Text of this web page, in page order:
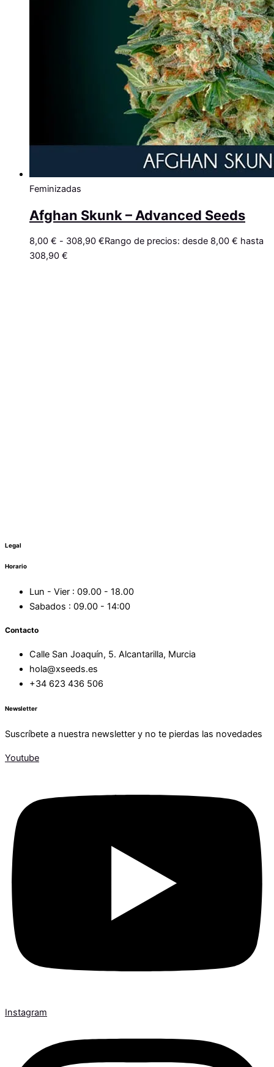
Feminizadas
Afghan Skunk – Advanced Seeds
8,00 € - 308,90 €Rango de precios: desde 8,00 € hasta
308,90 €
Legal
Horario
Lun - Vier : 09.00 - 18.00
Sabados : 09.00 - 14:00
Contacto
Calle San Joaquín, 5. Alcantarilla, Murcia
hola@xseeds.es
+34 623 436 506
Newsletter
Suscríbete a nuestra newsletter y no te pierdas las novedades
Youtube
Instagram